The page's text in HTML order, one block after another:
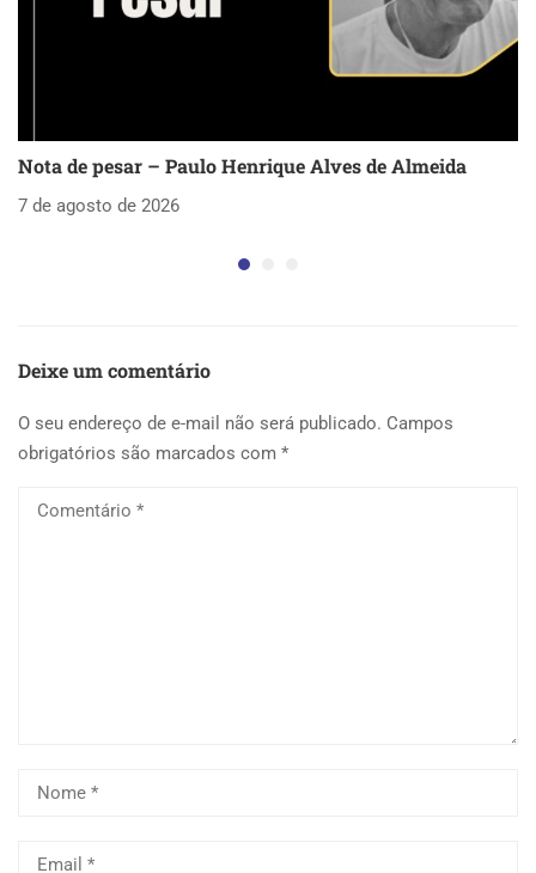
Nota de pesar – Paulo Henrique Alves de Almeida
7 de agosto de 2026
Deixe um comentário
O seu endereço de e-mail não será publicado. Campos
obrigatórios são marcados com *